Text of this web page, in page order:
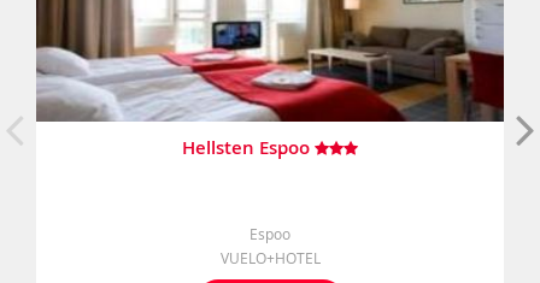
Hellsten Espoo
Espoo
VUELO+HOTEL